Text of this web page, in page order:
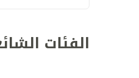
الفئات